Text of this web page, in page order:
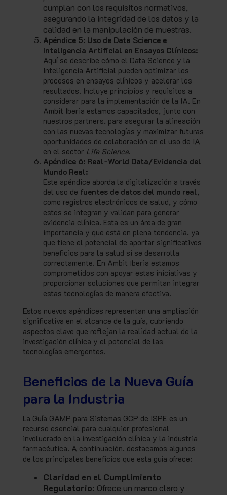
cumplan con los requisitos normativos,
asegurando la integridad de los datos y la
calidad en la manipulación de muestras.
Apéndice 5: Uso de Data Science e
Inteligencia Artificial en Ensayos Clínicos:
Aquí se describe cómo el Data Science y la
Inteligencia Artificial pueden optimizar los
procesos en ensayos clínicos y acelerar los
resultados. Incluye principios y requisitos a
considerar para la implementación de la IA. En
Ambit Iberia estamos capacitados, junto con
nuestros partners, para asegurar la alineación
con las nuevas tecnologías y maximizar futuras
oportunidades de colaboración en el uso de IA
en el sector Life Science.
Apéndice 6: Real-World Data/Evidencia del
Mundo Real:
Este apéndice aborda la digitalización a través
del uso de fuentes de datos del mundo real,
como registros electrónicos de salud, y cómo
estos se integran y validan para generar
evidencia clínica. Esta es un área de gran
importancia y que está en plena tendencia, ya
que tiene el potencial de aportar significativos
beneficios para la salud si se desarrolla
correctamente. En Ambit Iberia estamos
comprometidos con apoyar estas iniciativas y
proporcionar soluciones que permitan integrar
estas tecnologías de manera efectiva.
Estos nuevos apéndices representan una ampliación
significativa en el alcance de la guía, cubriendo
aspectos clave que reflejan la realidad actual de la
investigación clínica y el potencial de las
tecnologías emergentes.
Beneficios de la Nueva Guía
para la Industria
La Guía GAMP para Sistemas GCP de ISPE es un
recurso esencial para cualquier profesional
involucrado en la investigación clínica y la industria
farmacéutica. A continuación, destacamos algunos
de los principales beneficios que esta guía ofrece:
Claridad en el Cumplimiento
Regulatorio: Ofrece un marco claro y